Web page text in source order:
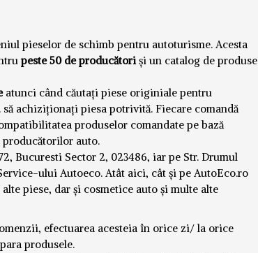
pieselor de schimb pentru autoturisme. Acesta
peste 50 de producătoriși un catalog de produse
atunci când căutați piese originiale pentru
achiziționați piesa potrivită. Fiecare comandă
produselor comandate pe bază
auto.
Bucuresti Sector 2, 023486, iar pe Str. Drumul
ului Autoeco. Atât aici, cât și pe AutoEco.ro
piese, dar și cosmetice auto și multe alte
efectuarea acesteia în orice zi/ la orice
produsele.